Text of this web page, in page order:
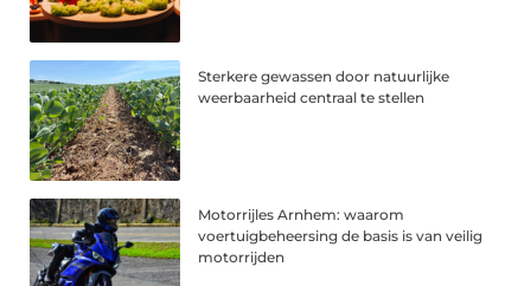
Sterkere gewassen door natuurlijke
weerbaarheid centraal te stellen
Motorrijles Arnhem: waarom
voertuigbeheersing de basis is van veilig
motorrijden